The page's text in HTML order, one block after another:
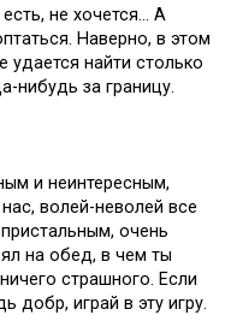
не хочется… А
Наверно, в этом
удается найти столько
нибудь за границу.
и неинтересным,
волей-неволей все
очень
на обед, в чем ты
страшного. Если
добр, играй в эту игру.